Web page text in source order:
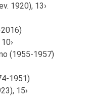
1920), 13›
(1955-1957)
1951)
15›